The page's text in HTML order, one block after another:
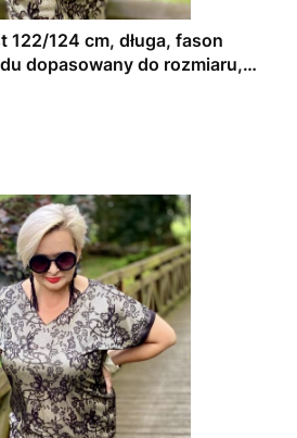
124 cm, długa, fason
dopasowany do rozmiaru,
KREMOWEJ SATYNIE